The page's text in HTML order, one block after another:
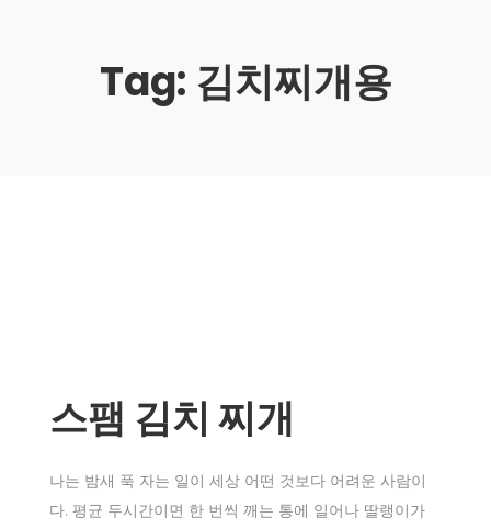
Tag: 김치찌개용
스팸 김치 찌개
나는 밤새 푹 자는 일이 세상 어떤 것보다 어려운 사람이
다. 평균 두시간이면 한 번씩 깨는 통에 일어나 딸랭이가